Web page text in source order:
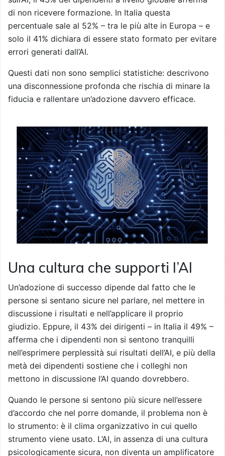
di non ricevere formazione. In Italia questa
percentuale sale al 52% – tra le più alte in Europa – e
solo il 41% dichiara di essere stato formato per evitare
errori generati dall’AI.
Questi dati non sono semplici statistiche: descrivono
una disconnessione profonda che rischia di minare la
fiducia e rallentare un’adozione davvero efficace.
Una cultura che supporti l’AI
Un’adozione di successo dipende dal fatto che le
persone si sentano sicure nel parlare, nel mettere in
discussione i risultati e nell’applicare il proprio
giudizio. Eppure, il 43% dei dirigenti – in Italia il 49% –
afferma che i dipendenti non si sentono tranquilli
nell’esprimere perplessità sui risultati dell’AI, e più della
metà dei dipendenti sostiene che i colleghi non
mettono in discussione l’AI quando dovrebbero.
Quando le persone si sentono più sicure nell’essere
d’accordo che nel porre domande, il problema non è
lo strumento: è il clima organizzativo in cui quello
strumento viene usato. L’AI, in assenza di una cultura
psicologicamente sicura, non diventa un amplificatore